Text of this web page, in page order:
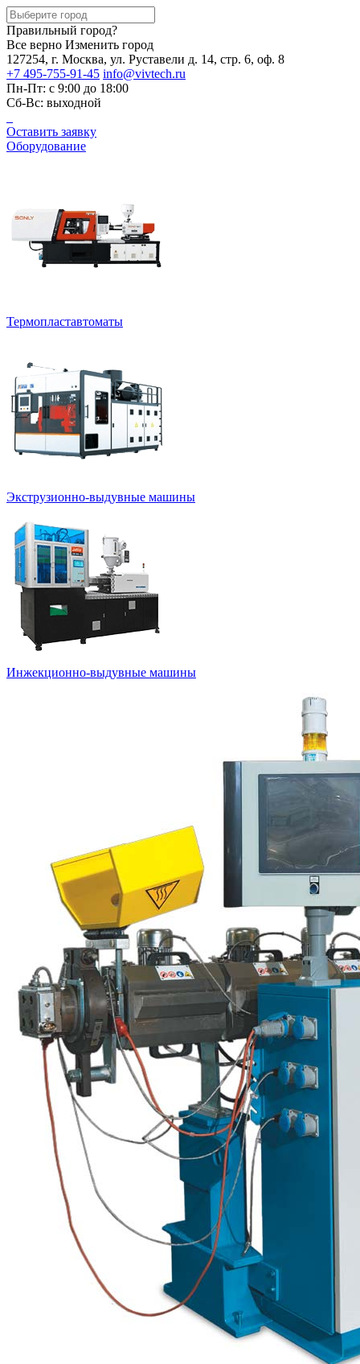
Правильный город?
Все верно Изменить город
127254, г. Москва, ул. Руставели д. 14, стр. 6, оф. 8
+7 495-755-91-45 info@vivtech.ru
Пн-Пт: с 9:00 до 18:00
Сб-Вс: выходной
Оставить заявку
Оборудование
Термопластавтоматы
Экструзионно-выдувные машины
Инжекционно-выдувные машины